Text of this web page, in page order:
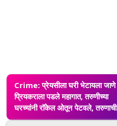
Crime: प्रेयसीला घरी भेटायला जाणे
प्रियकराला पडले महागात, तरुणीच्या
घरच्यांनी रॉकेल ओतून पेटवले, तरुणाची
प्रकृती गंभीर